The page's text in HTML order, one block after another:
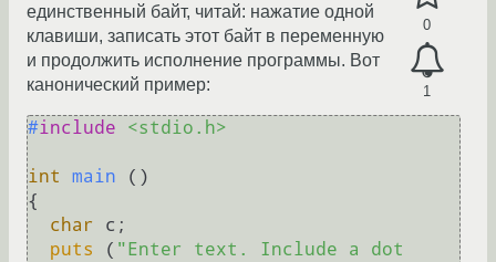
0
1
единственный байт, читай: нажатие одной
клавиши, записать этот байт в переменную
и продолжить исполнение программы. Вот
канонический пример:
#include <stdio.h>
int main
()
{
char c;
puts
( "Enter text. Include a dot